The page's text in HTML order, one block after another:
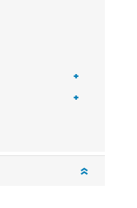
+
+